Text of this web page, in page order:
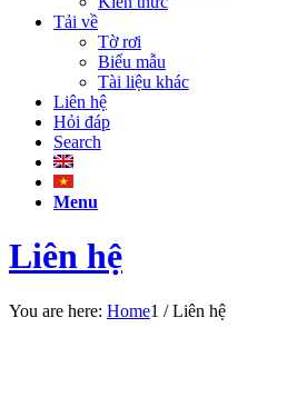
Tải về
Tờ rơi
Biểu mẫu
Tài liệu khác
Liên hệ
Hỏi đáp
Search
Menu
Liên hệ
You are here: Home1 / Liên hệ